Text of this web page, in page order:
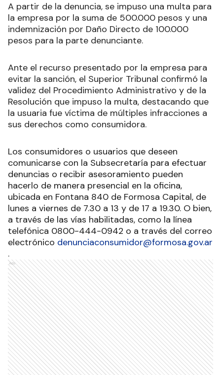
A partir de la denuncia, se impuso una multa para
la empresa por la suma de 500.000 pesos y una
indemnización por Daño Directo de 100.000
pesos para la parte denunciante.
Ante el recurso presentado por la empresa para
evitar la sanción, el Superior Tribunal confirmó la
validez del Procedimiento Administrativo y de la
Resolución que impuso la multa, destacando que
la usuaria fue víctima de múltiples infracciones a
sus derechos como consumidora.
Los consumidores o usuarios que deseen
comunicarse con la Subsecretaría para efectuar
denuncias o recibir asesoramiento pueden
hacerlo de manera presencial en la oficina,
ubicada en Fontana 840 de Formosa Capital, de
lunes a viernes de 7.30 a 13 y de 17 a 19.30. O bien,
a través de las vías habilitadas, como la línea
telefónica 0800-444-0942 o a través del correo
electrónico denunciaconsumidor@formosa.gov.ar
.
Ads